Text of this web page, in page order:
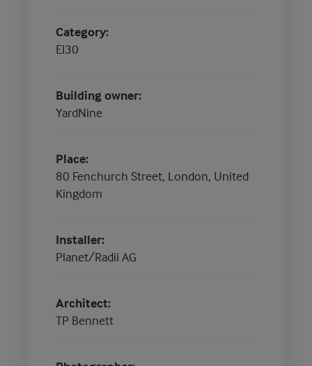
Category
EI30
Building owner
YardNine
Place
80 Fenchurch Street, London, United
Kingdom
Installer
Planet/Radii AG
Architect
TP Bennett